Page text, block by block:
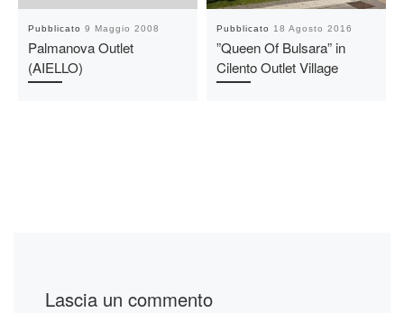
Pubblicato 9 Maggio 2008
Palmanova Outlet
(AIELLO)
Pubblicato 18 Agosto 2016
”Queen Of Bulsara” in
Cilento Outlet Village
Lascia un commento